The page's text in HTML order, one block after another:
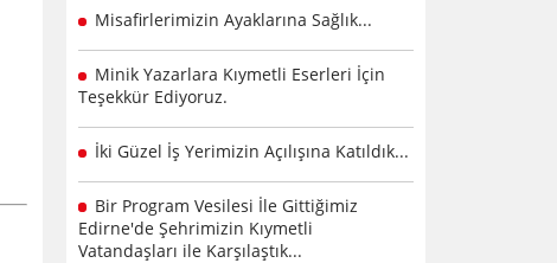
Misafirlerimizin Ayaklarına Sağlık...
Minik Yazarlara Kıymetli Eserleri İçin
Teşekkür Ediyoruz.
İki Güzel İş Yerimizin Açılışına Katıldık...
Bir Program Vesilesi İle Gittiğimiz
Edirne'de Şehrimizin Kıymetli
Vatandaşları ile Karşılaştık...